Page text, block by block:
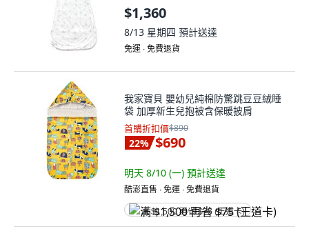
$1,360
8/13 星期四 預計送達
免運 ∙ 免費退貨
我家寶貝 嬰幼兒純棉防驚跳豆豆絨睡
袋 加厚新生兒抱被含保暖披肩
首購折扣價$890
22% $690
明天 8/10 (一) 預計送達
酷澎直售 ∙ 免運 ∙ 免費退貨
满 $1,500 再省 $75 (王道卡)